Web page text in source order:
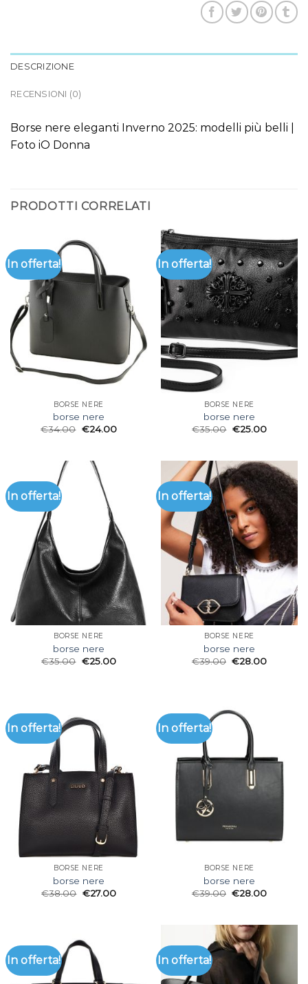
DESCRIZIONE
RECENSIONI (0)
Borse nere eleganti Inverno 2025: modelli più belli |
Foto iO Donna
PRODOTTI CORRELATI
In offerta!
BORSE NERE
borse nere
€34.00 €24.00
In offerta!
BORSE NERE
borse nere
€35.00 €25.00
In offerta!
BORSE NERE
borse nere
€35.00 €25.00
In offerta!
BORSE NERE
borse nere
€39.00 €28.00
In offerta!
BORSE NERE
borse nere
€38.00 €27.00
In offerta!
BORSE NERE
borse nere
€39.00 €28.00
In offerta! In offerta!